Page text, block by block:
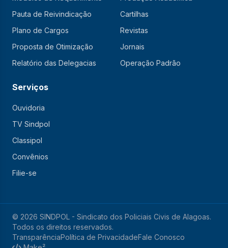
Pauta de Reivindicação
Plano de Cargos
Proposta de Otimização
Relatório das Delegacias
Cartilhas
Revistas
Jornais
Operação Padrão
Serviços
Ouvidoria
TV Sindpol
Classipol
Convênios
Filie-se
© 2026 SINDPOL - Sindicato dos Policiais Civis de Alagoas.
Todos os direitos reservados.
TransparênciaPolítica de PrivacidadeFale Conosco